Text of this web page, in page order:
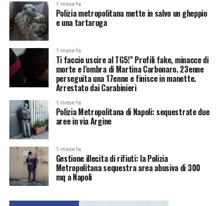
1 mese fa
Polizia metropolitana mette in salvo un gheppio
e una tartaruga
1 mese fa
Ti faccio uscire al TG5!” Profili fake, minacce di
morte e l’ombra di Martina Carbonaro. 23enne
perseguita una 17enne e finisce in manette.
Arrestato dai Carabinieri
1 mese fa
Polizia Metropolitana di Napoli: sequestrate due
aree in via Argine
1 mese fa
Gestione illecita di rifiuti: la Polizia
Metropolitana sequestra area abusiva di 300
mq a Napoli